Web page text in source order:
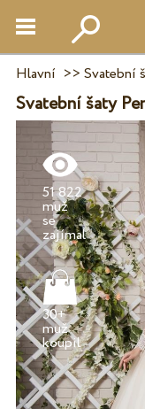
Hlavní >> Svatební
Svatební šaty
51 822
muž
se
zajímal
30+
muž
koupil